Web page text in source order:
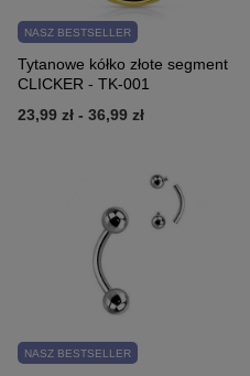
NASZ BESTSELLER
Tytanowe kółko złote segment
CLICKER - TK-001
23,99 zł - 36,99 zł
NASZ BESTSELLER